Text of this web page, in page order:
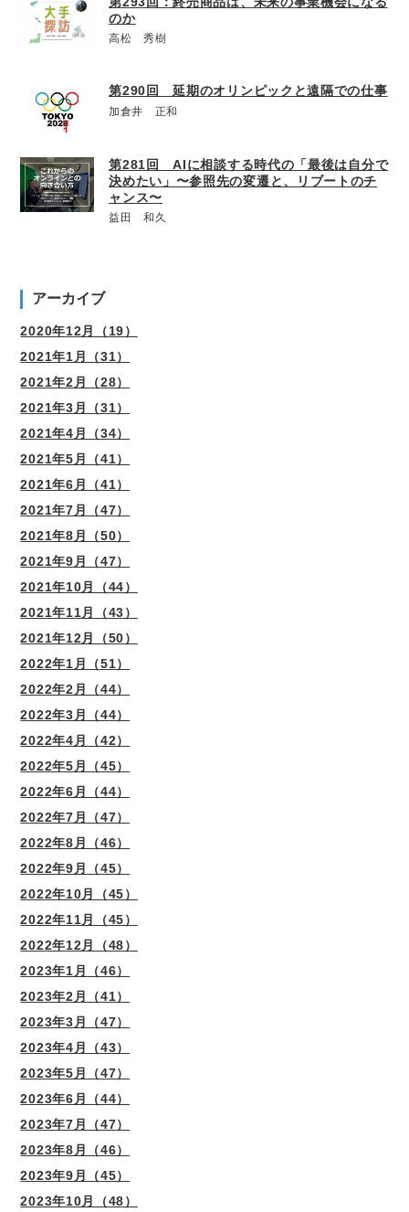
のか
高松 秀樹
第290回 延期のオリンピックと遠隔での仕事
加倉井 正和
第281回 AIに相談する時代の「最後は自分で
決めたい」〜参照先の変遷と、リブートのチ
ャンス〜
益田 和久
アーカイブ
2020年12月（19）
2021年1月（31）
2021年2月（28）
2021年3月（31）
2021年4月（34）
2021年5月（41）
2021年6月（41）
2021年7月（47）
2021年8月（50）
2021年9月（47）
2021年10月（44）
2021年11月（43）
2021年12月（50）
2022年1月（51）
2022年2月（44）
2022年3月（44）
2022年4月（42）
2022年5月（45）
2022年6月（44）
2022年7月（47）
2022年8月（46）
2022年9月（45）
2022年10月（45）
2022年11月（45）
2022年12月（48）
2023年1月（46）
2023年2月（41）
2023年3月（47）
2023年4月（43）
2023年5月（47）
2023年6月（44）
2023年7月（47）
2023年8月（46）
2023年9月（45）
2023年10月（48）